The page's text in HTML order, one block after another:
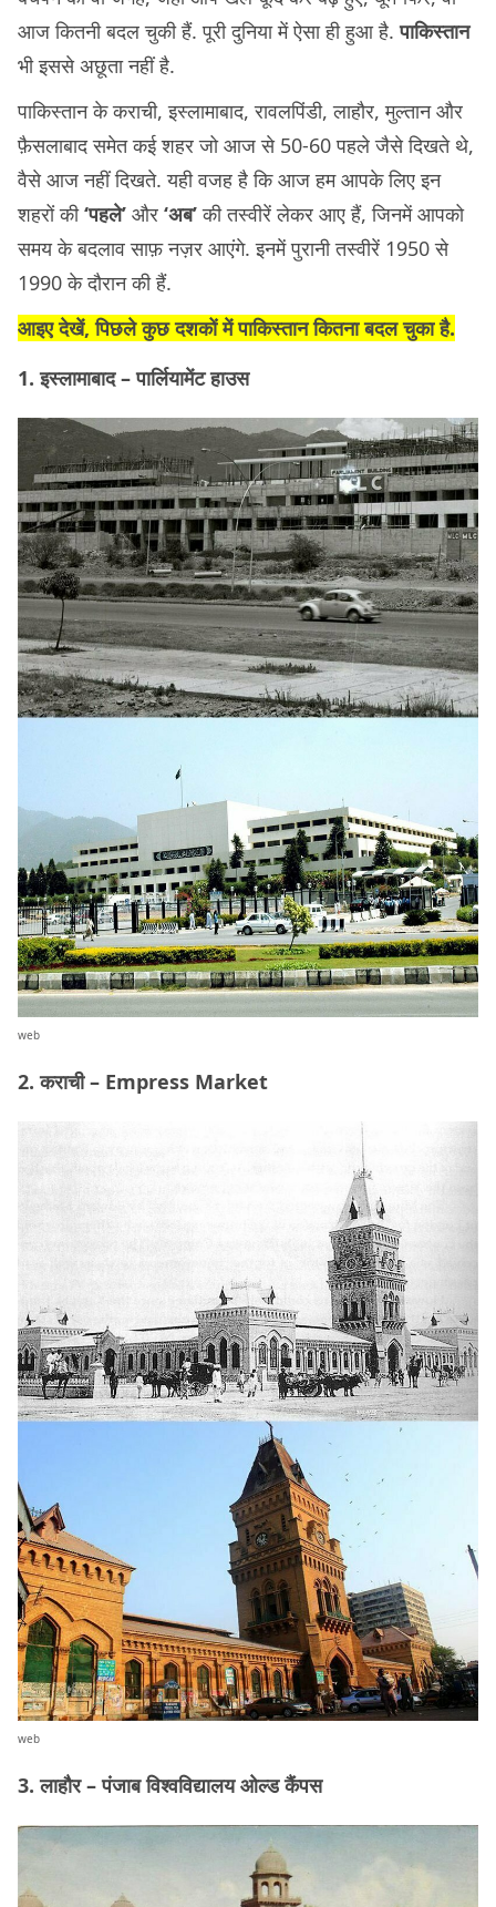
आज कितनी बदल चुकी हैं. पूरी दुनिया में ऐसा ही हुआ है.पाकिस्तान
भी इससे अछूता नहीं है.
पाकिस्तान के कराची, इस्लामाबाद, रावलपिंडी, लाहौर, मुल्तान और
फ़ैसलाबाद समेत कई शहर जो आज से 50-60 पहले जैसे दिखते थे,
वैसे आज नहीं दिखते. यही वजह है कि आज हम आपके लिए इन
शहरों की‘पहले’ और ‘अब’की तस्वीरें लेकर आए हैं, जिनमें आपको
समय के बदलाव साफ़ नज़र आएंगे. इनमें पुरानी तस्वीरें 1950 से
1990 के दौरान की हैं.
आइए देखें, पिछले कुछ दशकों में पाकिस्तान कितना बदल चुका है.
1. इस्लामाबाद – पार्लियामेंट हाउस
web
2. कराची – Empress Market
web
3. लाहौर – पंजाब विश्वविद्यालय ओल्ड कैंपस